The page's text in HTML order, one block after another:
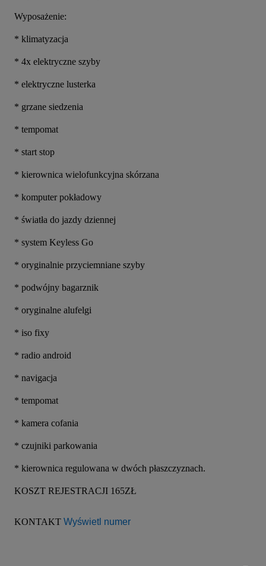
Wyposażenie:
* klimatyzacja
* 4x elektryczne szyby
* elektryczne lusterka
* grzane siedzenia
* tempomat
* start stop
* kierownica wielofunkcyjna skórzana
* komputer pokładowy
* światła do jazdy dziennej
* system Keyless Go
* oryginalnie przyciemniane szyby
* podwójny bagarznik
* oryginalne alufelgi
* iso fixy
* radio android
* navigacja
* tempomat
* kamera cofania
* czujniki parkowania
* kierownica regulowana w dwóch płaszczyznach.
KOSZT REJESTRACJI 165ZŁ
KONTAKT Wyświetl numer